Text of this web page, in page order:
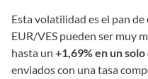
Esta volatilidad es el pan
EUR/VES pueden ser muy
hasta un +1,69% en un solo
enviados con una tasa